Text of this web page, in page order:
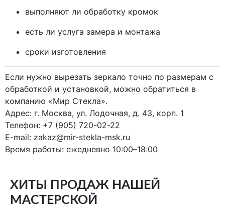
выполняют ли обработку кромок
есть ли услуга замера и монтажа
сроки изготовления
Если нужно вырезать зеркало точно по размерам с
обработкой и установкой, можно обратиться в
компанию «Мир Стекла».
Адрес: г. Москва, ул. Лодочная, д. 43, корп. 1
Телефон: +7 (905) 720-02-22
E-mail: zakaz@mir-stekla-msk.ru
Время работы: ежедневно 10:00–18:00
ХИТЫ ПРОДАЖ НАШЕЙ
МАСТЕРСКОЙ